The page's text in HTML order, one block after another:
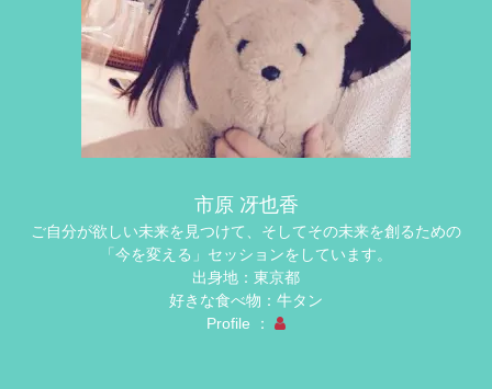
市原 冴也香
ご自分が欲しい未来を見つけて、そしてその未来を創るための
「今を変える」セッションをしています。
出身地：東京都
好きな食べ物：牛タン
Profile ：